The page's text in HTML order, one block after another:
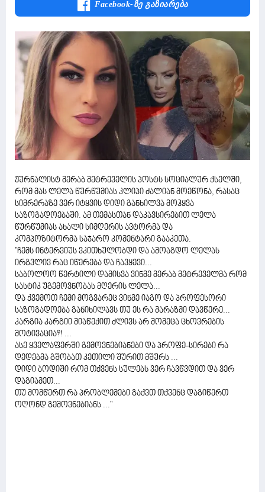
Facebook-Ზე Გაზიარება
ჟურნალისტ მერაბ მეტრეველის პოსტს სოციალურ ქსელში,
რომ მას ლელა წურწუმიას კლიპი ძალიან მოეწონა, რასაც
სიმრერაზე ვერ იტყვის დიდი განხილვა მოჰყვა
საზოგადოებაში. ამ თემასთან დაკავსირებით ლელა
წურწუმიას ახალი სიმღერის ავტორმა და
კომპოზიტორმა საჯარო კომენტარი გააკეთა.
"ჩემს ინტერვიუს ვკითხულობდი და ამოაგდო ლელას
ირგვლივ რაც იწერება და ჩავყევი...
საბოლოო წერტილი დამისვა ვინმე მერაბ მეტრეველმა რომ
სასტიკ უგემოვნობას მღერის ლელა...
და ქვემოთ ჩემი მოგვარეც ვინმე იაგო და პროფესორი
საზოგადოება განიხილავს თუ ეს რა მარაზმი დავწერე...
კარგია კარგიი მიაწექით ძლივს არ მომეცა ცხოვრების
მოტივაცია?! ...
ასე ყველაფერში გემოვნებიანები და პროფე-სირები რა
დედებმა გშობათ კეთილი შურით მშურს ...
დიდი ბოდიში რომ თქვენს სულებს ვერ ჩავწვდით და ვერ
დაგიამეთ...
თუ მომწერთ რა პრობლემები გაქვთ თქვენც დაგიწერთ
ოღონდ გემოვნებიანს ..."